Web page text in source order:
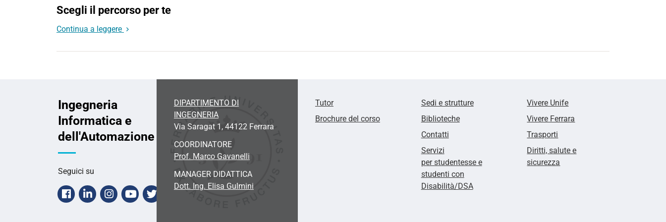
Scegli il percorso per te
Continua a leggere
Ingegneria
Informatica e
dell'Automazione
Seguici su
Facebook
LinkedinInstagram
Youtube
Twitter
DIPARTIMENTO DI
INGEGNERIA
Via Saragat 1, 44122 Ferrara
COORDINATORE
Prof. Marco Gavanelli
MANAGER DIDATTICA
Dott. Ing. Elisa Gulmini
Tutor
Brochure del corso
Sedi e strutture
Biblioteche
Contatti
Servizi
per studentesse e
studenti con
Disabilità/DSA
Vivere Unife
Vivere Ferrara
Trasporti
Diritti, salute e
sicurezza